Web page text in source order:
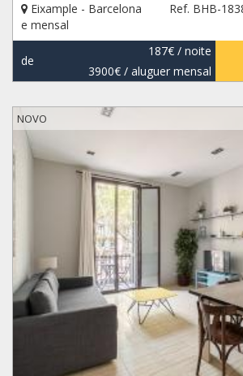
Eixample - Barcelona
Ref. BHB-
e mensal
de
187€/ noite
3900€/ aluguer mensal
NOVO